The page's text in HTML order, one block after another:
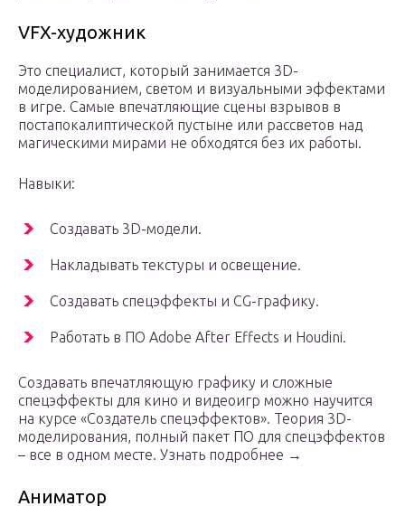
VFX-художник
Это специалист, который занимается 3D-
моделированием, светом и визуальными эффектами
в игре. Самые впечатляющие сцены взрывов в
постапокалиптической пустыне или рассветов над
магическими мирами не обходятся без их работы.
Навыки:
Создавать 3D-модели.
Накладывать текстуры и освещение.
Создавать спецэффекты и CG-графику.
Работать в ПО Adobe After Effects и Houdini.
Создавать впечатляющую графику и сложные
спецэффекты для кино и видеоигр можно научится
на курсе «Создатель спецэффектов». Теория 3D-
моделирования, полный пакет ПО для спецэффектов
– все в одном месте. Узнать подробнее →
Аниматор